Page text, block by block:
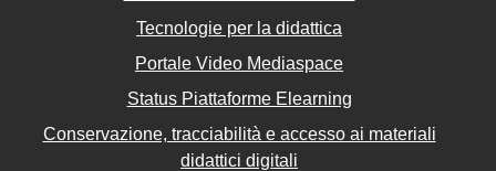
Tecnologie per la didattica
Portale Video Mediaspace
Status Piattaforme Elearning
Conservazione, tracciabilità e accesso ai materiali
didattici digitali